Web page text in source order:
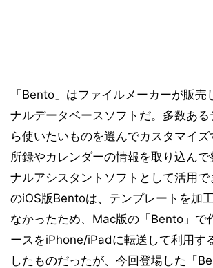
「Bento」はファイルメーカーが販売
ナルデータベースソフトだ。多数あ
ら使いたいものを選んでカスタマイ
所録やカレンダーの情報を取り込んで
ナルアシスタントソフトとして活用
のiOS版Bentoは、テンプレートを加
なかったため、Mac版の「Bento」で
ースをiPhone/iPadに転送して利用す
したものだったが、今回登場した「